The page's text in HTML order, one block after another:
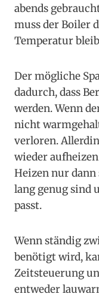
abends
muss der Boiler
Temperatur
Der mögliche
dadurch, dass
werden. Wenn
nicht
verloren.
wieder
Heizen nur dann
lang genug sind
passt.
Wenn ständig
benötigt wird,
Zeitsteuerung
entweder